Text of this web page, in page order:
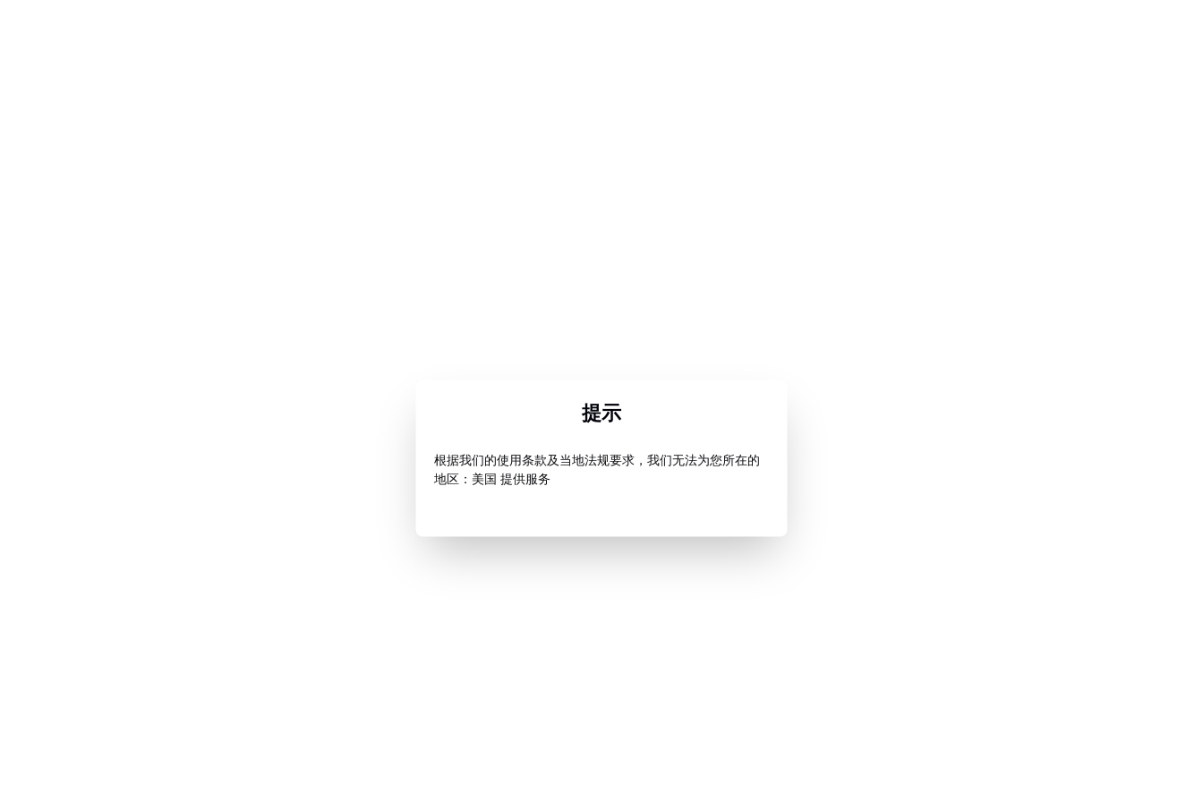
提示
根据我们的使用条款及当地法规要求，我们无法为您所在的
地区：美国 提供服务